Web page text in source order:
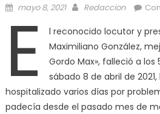
Posted
mayo 8, 2021 Author
Redaccion
E
l reconocido locutor y
Maximiliano González,
Gordo Max», falleció a
sábado 8 de abril de
hospitalizado varios días por
padecía desde el pasado mes de